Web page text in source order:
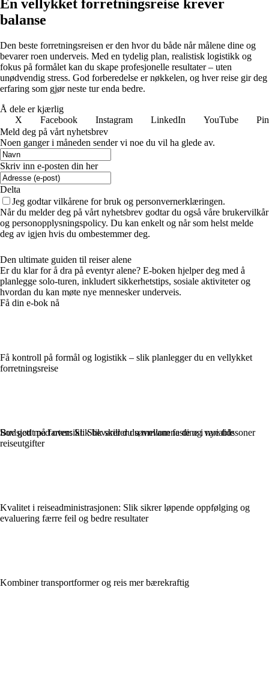
En vellykket forretningsreise krever
balanse
Den beste forretningsreisen er den hvor du både når målene dine og
bevarer roen underveis. Med en tydelig plan, realistisk logistikk og
fokus på formålet kan du skape profesjonelle resultater – uten
unødvendig stress. God forberedelse er nøkkelen, og hver reise gir deg
erfaring som gjør neste tur enda bedre.
Å dele er kjærlig
X
Facebook Instagram LinkedIn YouTube
Meld deg på vårt nyhetsbrev
Noen ganger i måneden sender vi noe du vil ha glede av.
Skriv inn e-posten din her
Delta
Jeg godtar vilkårene for bruk og personvernerklæringen.
Når du melder deg på vårt nyhetsbrev godtar du også våre brukervilkår
og personopplysningspolicy. Du kan enkelt og når som helst melde
deg av igjen hvis du ombestemmer deg.
Den ultimate guiden til reiser alene
Er du klar for å dra på eventyr alene? E-boken hjelper deg med å
planlegge solo-turen, inkludert sikkerhetstips, sosiale aktiviteter og
hvordan du kan møte nye mennesker underveis.
Få din e-bok nå
Få kontroll på formål og logistikk – slik planlegger du en vellykket
forretningsreise
Sov godt på farten: Slik bevarer du søvnvanene dine i nye tidssoner
Kvalitet i reiseadministrasjonen: Slik sikrer løpende oppfølging og
evaluering færre feil og bedre resultater
Kombiner transportformer og reis mer bærekraftig
Budsjett med oversikt: Slik skiller du mellom faste og variable
reiseutgifter